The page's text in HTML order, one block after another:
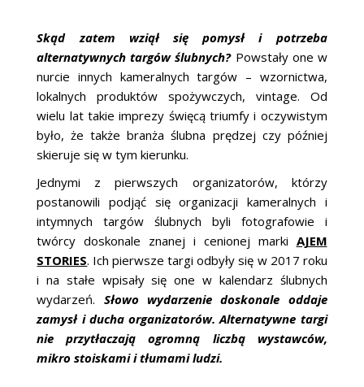
Skąd zatem wziął się pomysł i potrzeba
alternatywnych targów ślubnych? Powstały one w
nurcie innych kameralnych targów – wzornictwa,
lokalnych produktów spożywczych, vintage. Od
wielu lat takie imprezy święcą triumfy i oczywistym
było, że także branża ślubna prędzej czy później
skieruje się w tym kierunku.
Jednymi z pierwszych organizatorów, którzy
postanowili podjąć się organizacji kameralnych i
intymnych targów ślubnych byli fotografowie i
twórcy doskonale znanej i cenionej marki AJEM
STORIES. Ich pierwsze targi odbyły się w 2017 roku
i na stałe wpisały się one w kalendarz ślubnych
wydarzeń. Słowo wydarzenie doskonale oddaje
zamysł i ducha organizatorów. Alternatywne targi
nie przytłaczają ogromną liczbą wystawców,
mikro stoiskami i tłumami ludzi.